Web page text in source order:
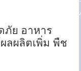
ภัย อาหาร
ลผลิตเพิ่ม พืช